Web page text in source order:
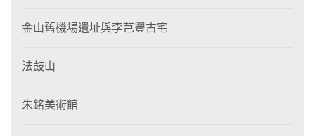
金山舊機場遺址與李芑豐古宅
法鼓山
朱銘美術館